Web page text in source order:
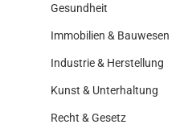
Gesundheit
Immobilien & Bauwesen
Industrie & Herstellung
Kunst & Unterhaltung
Recht & Gesetz